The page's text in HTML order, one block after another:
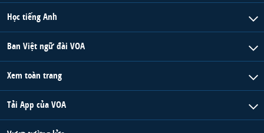
Học tiếng Anh
Ban Việt ngữ đài VOA
Xem toàn trang
Tải App của VOA